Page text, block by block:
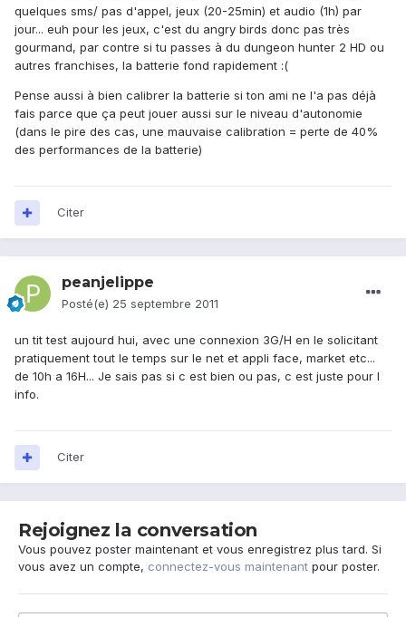
quelques sms/ pas d'appel, jeux (20-25min) et audio (1h) par
jour... euh pour les jeux, c'est du angry birds donc pas très
gourmand, par contre si tu passes à du dungeon hunter 2 HD ou
autres franchises, la batterie fond rapidement :(
Pense aussi à bien calibrer la batterie si ton ami ne l'a pas déjà
fais parce que ça peut jouer aussi sur le niveau d'autonomie
(dans le pire des cas, une mauvaise calibration = perte de 40%
des performances de la batterie)
Citer
peanjelippe
Posté(e) 25 septembre 2011
un tit test aujourd hui, avec une connexion 3G/H en le solicitant
pratiquement tout le temps sur le net et appli face, market etc...
de 10h a 16H... Je sais pas si c est bien ou pas, c est juste pour l
info.
Citer
Rejoignez la conversation
Vous pouvez poster maintenant et vous enregistrez plus tard. Si
vous avez un compte, connectez-vous maintenant pour poster.